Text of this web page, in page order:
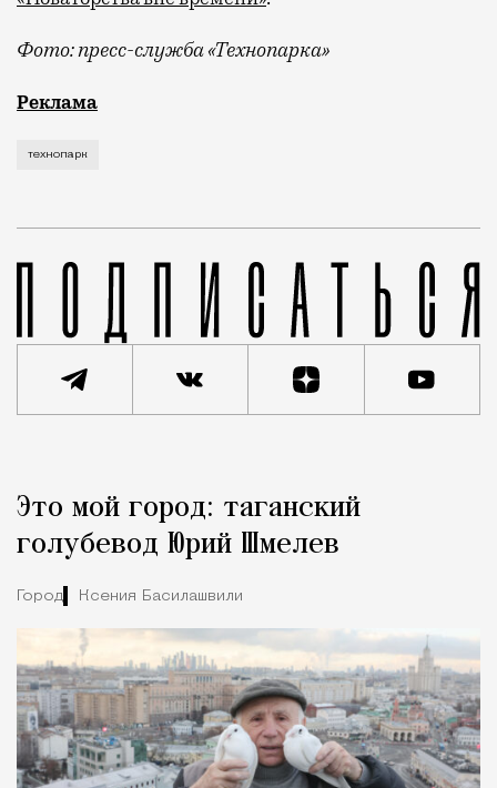
Фото: пресс-служба «Технопарка»
Рекламные кампании техники редко выходят за
Реклама
технопарк
Город
Это мой город: таганский
голубевод Юрий Шмелев
Город Ксения Басилашвили